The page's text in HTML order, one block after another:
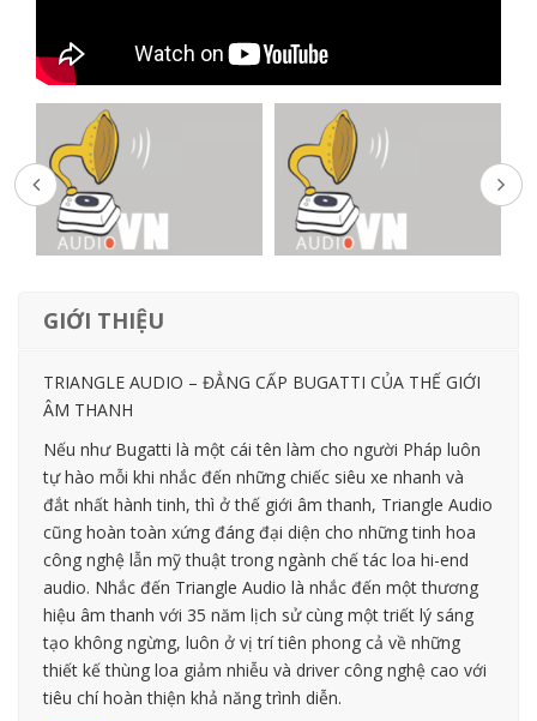
GIỚI THIỆU
TRIANGLE AUDIO – ĐẲNG CẤP BUGATTI CỦA THẾ GIỚI
ÂM THANH
Nếu như Bugatti là một cái tên làm cho người Pháp luôn
tự hào mỗi khi nhắc đến những chiếc siêu xe nhanh và
đắt nhất hành tinh, thì ở thế giới âm thanh, Triangle Audio
cũng hoàn toàn xứng đáng đại diện cho những tinh hoa
công nghệ lẫn mỹ thuật trong ngành chế tác loa hi-end
audio. Nhắc đến Triangle Audio là nhắc đến một thương
hiệu âm thanh với 35 năm lịch sử cùng một triết lý sáng
tạo không ngừng, luôn ở vị trí tiên phong cả về những
thiết kế thùng loa giảm nhiễu và driver công nghệ cao với
tiêu chí hoàn thiện khả năng trình diễn.